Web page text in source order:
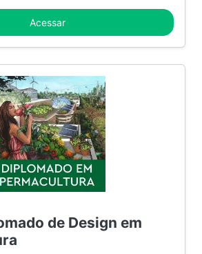
Acessar
de Design em